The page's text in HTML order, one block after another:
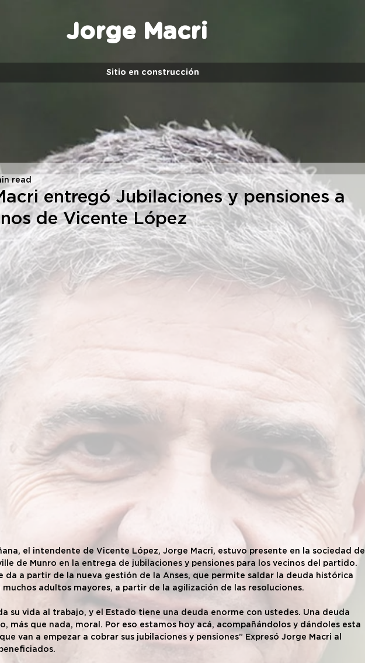
Jorge Macri
Sitio en construcción
entregó Jubilaciones y pensiones a
de Vicente López
read
el intendente de Vicente López, Jorge Macri, estuvo presente en la sociedad de
de Munro en la entrega de jubilaciones y pensiones para los vecinos del partido.
da a partir de la nueva gestión de la Anses, que permite saldar la deuda histórica
muchos adultos mayores, a partir de la agilización de las resoluciones.
su vida al trabajo, y el Estado tiene una deuda enorme con ustedes. Una deuda
más que nada, moral. Por eso estamos hoy acá, acompañándolos y dándoles esta
van a empezar a cobrar sus jubilaciones y pensiones” Expresó Jorge Macri al